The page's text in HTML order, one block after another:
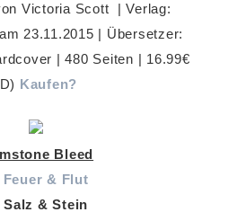
Victoria Scott | Verlag:
23.11.2015 | Übersetzer:
| 480 Seiten | 16.99€
Kaufen?
Bleed
Feuer & Flut
Salz & Stein